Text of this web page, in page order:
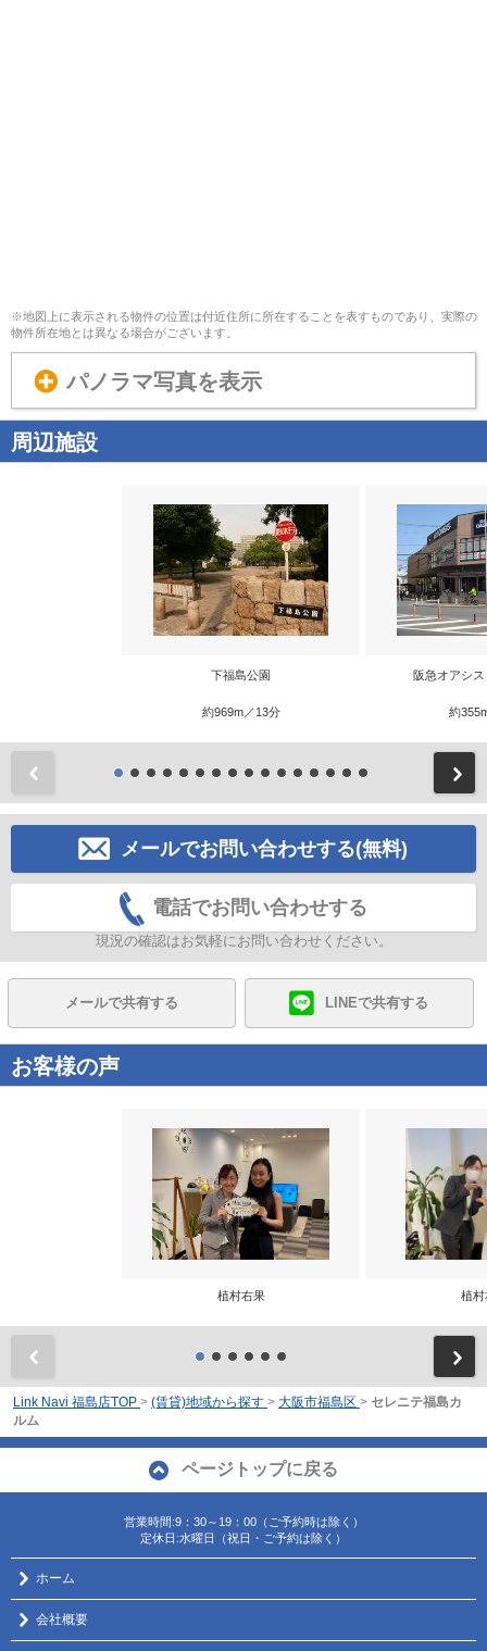
※地図上に表示される物件の位置は付近住所に所在することを表すものであり、実際の
物件所在地とは異なる場合がございます。
パノラマ写真を表示
周辺施設
下福島公園
約969m／13分
阪急オアシ
約
メールでお問い合わせする(無料)
電話でお問い合わせする
現況の確認はお気軽にお問い合わせください。
メールで共有する LINEで共有する
お客様の声
植村右果 植村
Link Navi 福島店TOP > (賃貸)地域から探す > 大阪市福島区 > セレニテ福島カ
ルム
ページトップに戻る
営業時間:9：30～19：00（ご予約時は除く）
定休日:水曜日（祝日・ご予約は除く）
ホーム
会社概要